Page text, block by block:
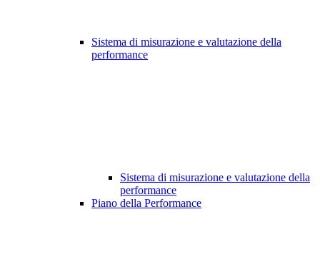
Sistema di misurazione e valutazione della
performance
Sistema di misurazione e valutazione della
performance
Piano della Performance